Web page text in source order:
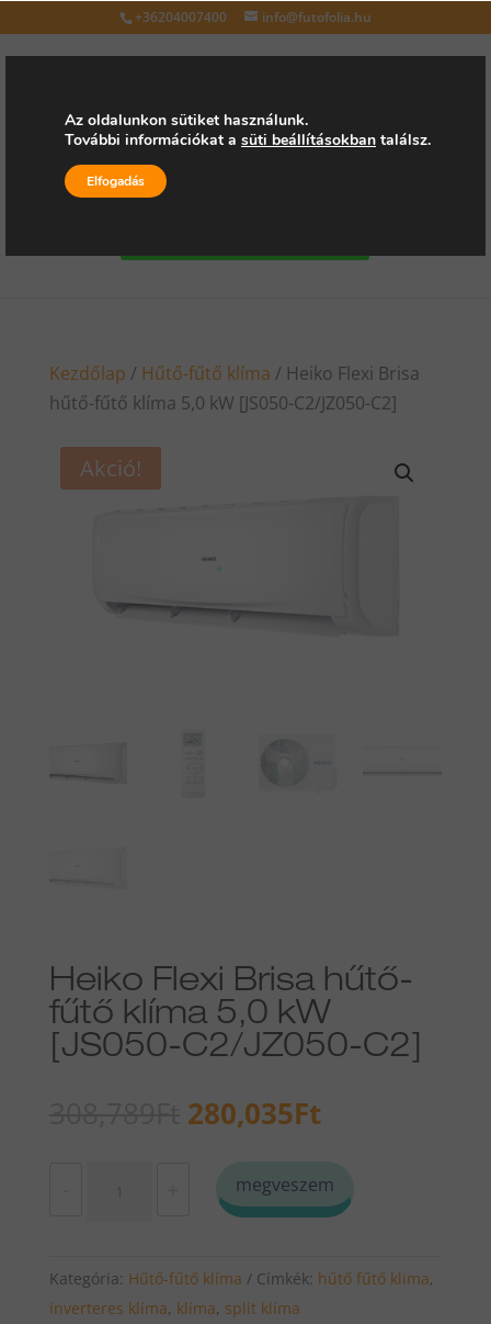
+36204007400 info@futofolia.hu
Válasszon oldalt
Kezdőlap / Hűtő-fűtő klíma / Heiko Flexi Brisa
hűtő-fűtő klíma 5,0 kW [JS050-C2/JZ050-C2]
Akció!
Heiko Flexi Brisa hűtő-
fűtő klíma 5,0 kW
[JS050-C2/JZ050-C2]
Original
was:
308,789Ft.
280,035FtCurrent
is:
280,035Ft.
fűtő
megveszem
Kategória: Hűtő-fűtő klíma Címkék: hűtő fűtő klima,
inverteres klíma, klíma, split klíma
Az oldalunkon sütiket használunk.
További információkat a süti beállításokban találsz.
Elfogadás